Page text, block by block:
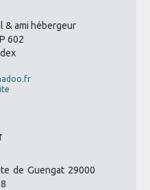
& ami hébergeur
602
de Guengat 29000